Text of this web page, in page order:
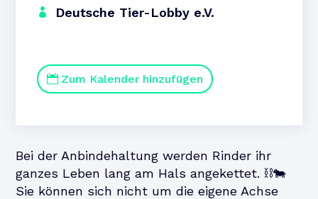
Deutsche Tier-Lobby e.V.
Zum Kalender hinzufügen
Bei der Anbindehaltung werden Rinder ihr
ganzes Leben lang am Hals angekettet. ⛓️🐄
Sie können sich nicht um die eigene Achse